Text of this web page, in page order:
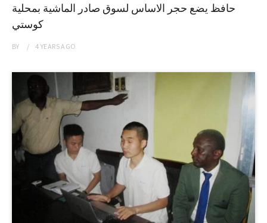
حافظ يضع حجر الاساس لسوق صادر الماشية بمحلية
كوستي
BY 4 YEARSAGO